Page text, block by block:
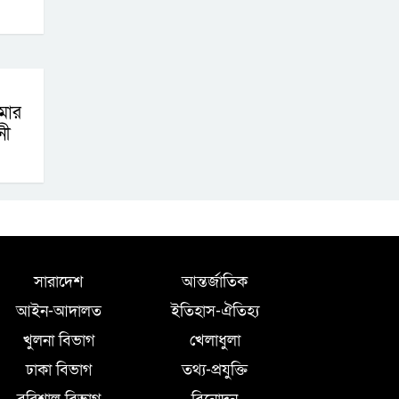
সারাদেশ
আন্তর্জাতিক
আইন-আদালত
ইতিহাস-ঐতিহ্য
খুলনা বিভাগ
খেলাধুলা
ঢাকা বিভাগ
তথ্য-প্রযুক্তি